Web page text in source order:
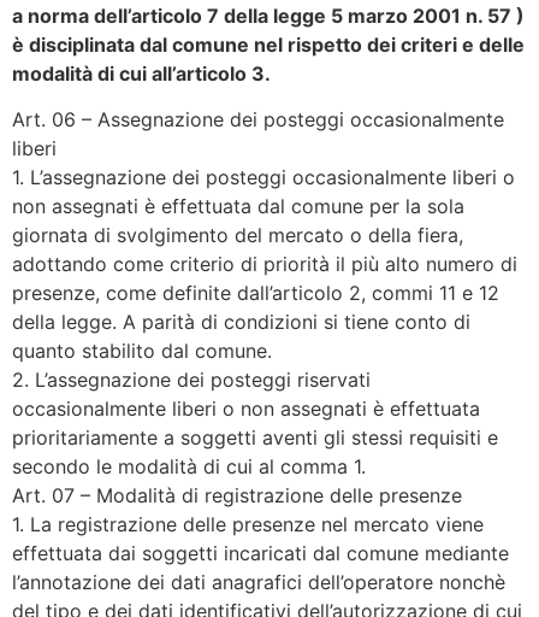
a norma dell’articolo 7 della legge 5 marzo 2001 n. 57 )
è disciplinata dal comune nel rispetto dei criteri e delle
modalità di cui all’articolo 3.
Art. 06 – Assegnazione dei posteggi occasionalmente
liberi
1. L’assegnazione dei posteggi occasionalmente liberi o
non assegnati è effettuata dal comune per la sola
giornata di svolgimento del mercato o della fiera,
adottando come criterio di priorità il più alto numero di
presenze, come definite dall’articolo 2, commi 11 e 12
della legge. A parità di condizioni si tiene conto di
quanto stabilito dal comune.
2. L’assegnazione dei posteggi riservati
occasionalmente liberi o non assegnati è effettuata
prioritariamente a soggetti aventi gli stessi requisiti e
secondo le modalità di cui al comma 1.
Art. 07 – Modalità di registrazione delle presenze
1. La registrazione delle presenze nel mercato viene
effettuata dai soggetti incaricati dal comune mediante
l’annotazione dei dati anagrafici dell’operatore nonchè
del tipo e dei dati identificativi dell’autorizzazione di cui